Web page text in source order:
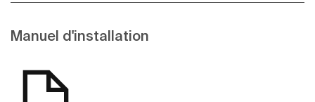
Manuel d'installation